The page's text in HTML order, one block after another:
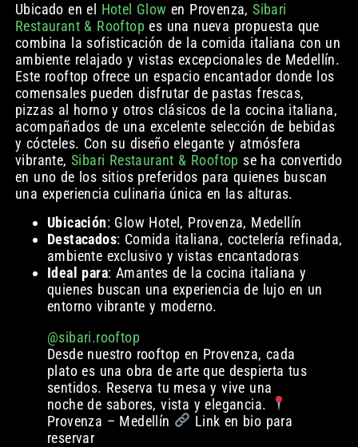
Ubicado en el Hotel Glow en Provenza,Sibari
Restaurant & Rooftop es una nueva propuesta que
combina la sofisticación de la comida italiana con un
ambiente relajado y vistas excepcionales de Medellín.
Este rooftop ofrece un espacio encantador donde los
comensales pueden disfrutar de pastas frescas,
pizzas al horno y otros clásicos de la cocina italiana,
acompañados de una excelente selección de bebidas
y cócteles. Con su diseño elegante y atmósfera
vibrante, Sibari Restaurant & Rooftop se ha convertido
en uno de los sitios preferidos para quienes buscan
una experiencia culinaria única en las alturas.
Ubicación: Glow Hotel, Provenza, Medellín
Destacados: Comida italiana, coctelería refinada,
ambiente exclusivo y vistas encantadoras
Ideal para: Amantes de la cocina italiana y
quienes buscan una experiencia de lujo en un
entorno vibrante y moderno.
@sibari.rooftop
Desde nuestro rooftop en Provenza, cada
plato es una obra de arte que despierta tus
sentidos. Reserva tu mesa y vive una
noche de sabores, vista y elegancia.
Provenza – Medellín
Link en bio para
reservar